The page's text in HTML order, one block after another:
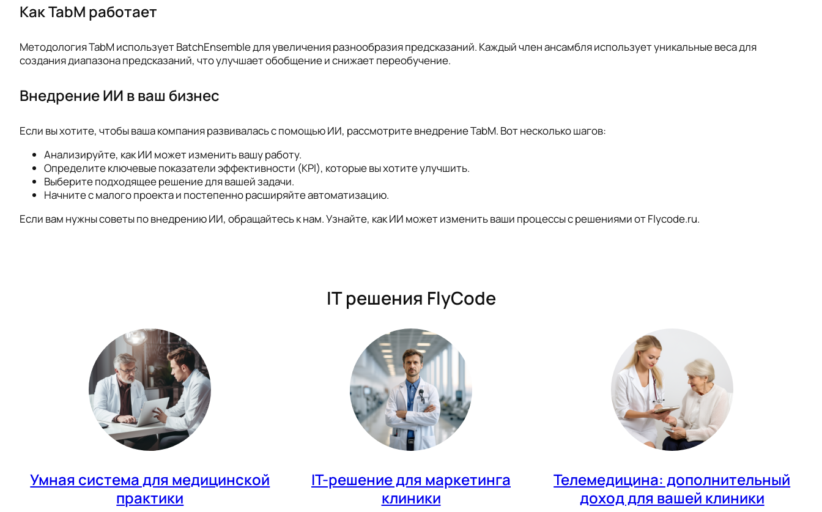
Как TabM работает
Методология TabM использует BatchEnsemble для увеличения разнообразия предсказаний. Каждый член ансамбля использует уникальные веса для
создания диапазона предсказаний, что улучшает обобщение и снижает переобучение.
Внедрение ИИ в ваш бизнес
Если вы хотите, чтобы ваша компания развивалась с помощью ИИ, рассмотрите внедрение TabM. Вот несколько шагов:
Анализируйте, как ИИ может изменить вашу работу.
Определите ключевые показатели эффективности (KPI), которые вы хотите улучшить.
Выберите подходящее решение для вашей задачи.
Начните с малого проекта и постепенно расширяйте автоматизацию.
Если вам нужны советы по внедрению ИИ, обращайтесь к нам. Узнайте, как ИИ может изменить ваши процессы с решениями от Flycode.ru.
IT решения FlyCode
Умная система для медицинской
практики
IT-решение для маркетинга
клиники
Телемедицина: дополнительный
доход для вашей клиники